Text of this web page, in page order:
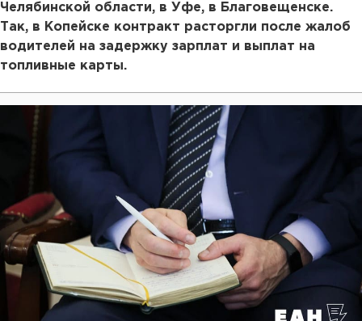
Челябинской области, в Уфе, в Благовещенске.
Так, в Копейске контракт расторгли после жалоб
водителей на задержку зарплат и выплат на
топливные карты.